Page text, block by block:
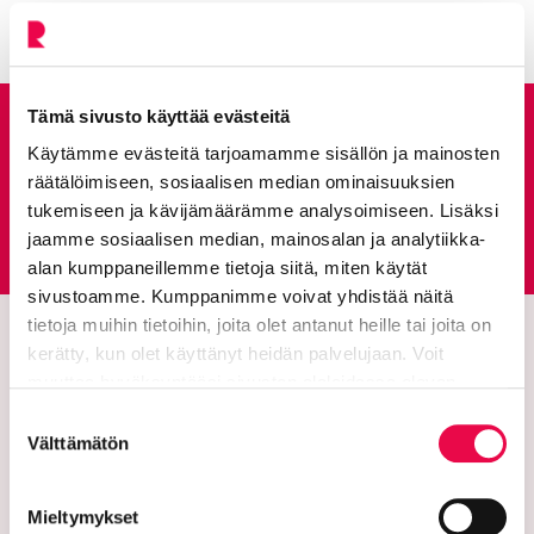
Tämä sivusto käyttää evästeitä
Käytämme evästeitä tarjoamamme sisällön ja mainosten
räätälöimiseen, sosiaalisen median ominaisuuksien
tukemiseen ja kävijämäärämme analysoimiseen. Lisäksi
jaamme sosiaalisen median, mainosalan ja analytiikka-
alan kumppaneillemme tietoja siitä, miten käytät
sivustoamme. Kumppanimme voivat yhdistää näitä
tietoja muihin tietoihin, joita olet antanut heille tai joita on
kerätty, kun olet käyttänyt heidän palvelujaan. Voit
valinta
Välttämätön
Mieltymykset
Anna palautetta
Palautepalvelu
Siirtyy ulkoiselle